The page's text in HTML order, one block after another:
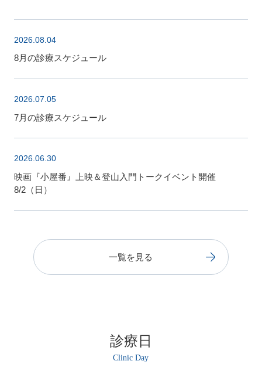
2026.08.04
8月の診療スケジュール
2026.07.05
7月の診療スケジュール
2026.06.30
映画『小屋番』上映＆登山入門トークイベント開催
8/2（日）
一覧を見る
診療日